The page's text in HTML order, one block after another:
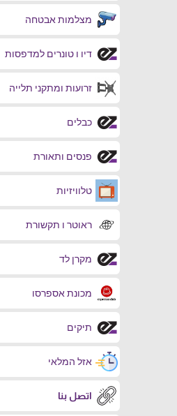
מצלמות אבטחה
דיו ו טונרים למדפסות
זרועות ומתקני תלייה
כבלים
פנסים ותאורת
טלוויזיות
ראוטר ו תקשורת
מקרן לד
מכונת אספרסו
תיקים
אזל המלאי
اتصل بنا